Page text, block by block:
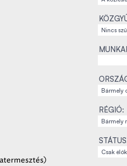
RÉGIÓ: